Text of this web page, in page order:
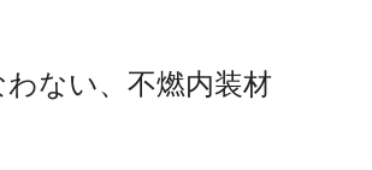
ない、不燃内装材